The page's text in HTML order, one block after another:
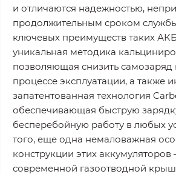
и отличаются надежностью,
продолжительным сроком
ключевых преимуществ таких АКБ
уникальная методика
позволяющая снизить самозаряд
процессе эксплуатации, а также
запатентованная технология
обеспечивающая быструю
бесперебойную работу в любых
того, еще одна немаловажная
конструкции этих аккумуляторов
современной газоотводной